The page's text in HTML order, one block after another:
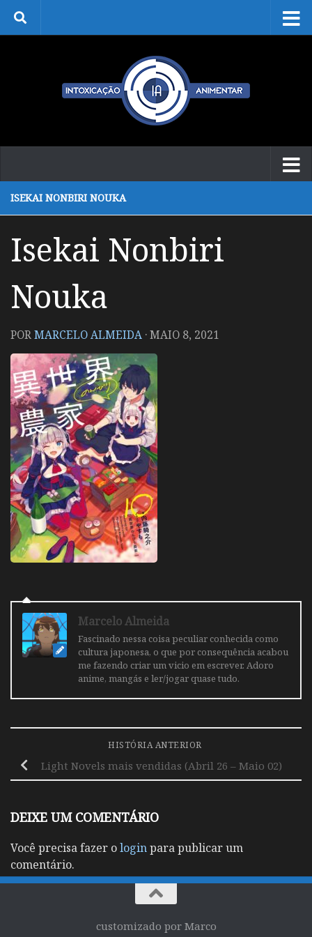
Skip to content
ISEKAI NONBIRI NOUKA
Isekai Nonbiri
Nouka
PORMARCELO ALMEIDA ·MAIO 8, 2021
Marcelo Almeida
Fascinado nessa coisa peculiar conhecida como
cultura japonesa, o que por consequência acabou
me fazendo criar um vicio em escrever. Adoro
anime, mangás e ler/jogar quase tudo.
HISTÓRIA ANTERIOR
Light Novels mais vendidas (Abril 26 – Maio 02)
DEIXE UM COMENTÁRIO
Você precisa fazer ologinpara publicar um
comentário.
customizado por Marco